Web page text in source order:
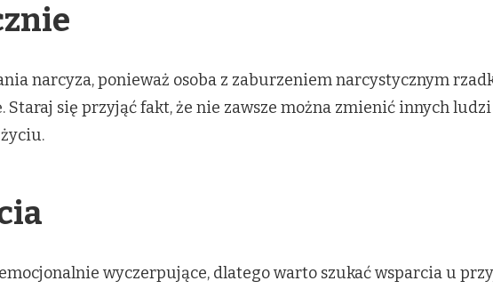
narcyza, ponieważ osoba z zaburzeniem narcystycznym
Staraj się przyjąć fakt, że nie zawsze można zmienić innych
wyczerpujące, dlatego warto szukać wsparcia u